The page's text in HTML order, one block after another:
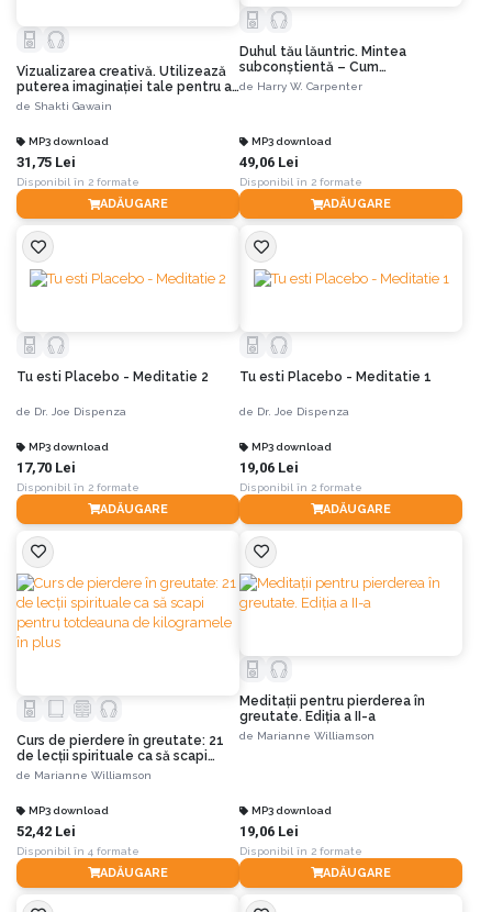
Vizualizarea creativă. Utilizează
puterea imaginaţiei tale pentru a
crea ceea ce-ţi doreşti în viaţă
de Shakti Gawain
MP3 download
31,75 Lei
Disponibil în 2 formate
ADĂUGARE
Duhul tău lăuntric. Mintea
subconştientă – Cum
funcţionează şi cum se foloseşte
de Harry W. Carpenter
MP3 download
49,06 Lei
Disponibil în 2 formate
ADĂUGARE
Tu esti Placebo - Meditatie 2
de Dr. Joe Dispenza
MP3 download
17,70 Lei
Disponibil în 2 formate
ADĂUGARE
Tu esti Placebo - Meditatie 1
de Dr. Joe Dispenza
MP3 download
19,06 Lei
Disponibil în 2 formate
ADĂUGARE
Curs de pierdere în greutate: 21
de lecţii spirituale ca să scapi
pentru totdeauna de kilogramele
de Marianne Williamson
MP3 download
52,42 Lei
Disponibil în 4 formate
ADĂUGARE
Meditaţii pentru pierderea în
greutate. Ediția a II-a
de Marianne Williamson
MP3 download
19,06 Lei
Disponibil în 2 formate
ADĂUGARE